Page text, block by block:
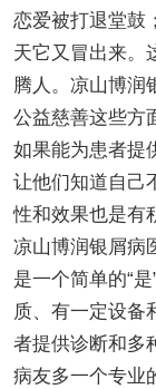
恋爱被打退堂鼓
天它又冒出来。
腾人。凉山博润
公益慈善这些方
如果能为患者提
让他们知道自己
性和效果也是有
凉山博润银屑病
是一个简单的“
质、有一定设备
者提供诊断和多
病友多一个专业